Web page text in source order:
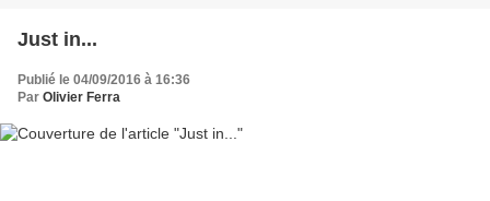
Just in...
Publié le 04/09/2016 à 16:36
Par Olivier Ferra